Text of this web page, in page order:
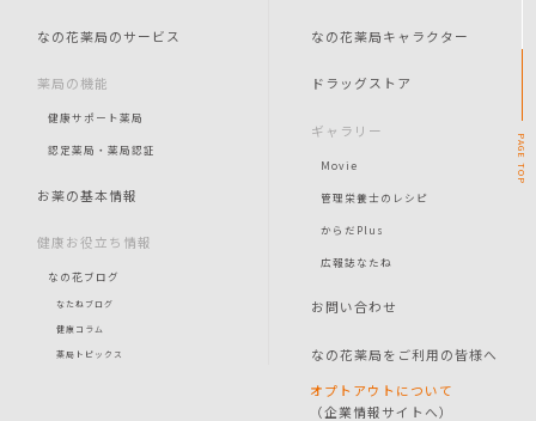
なの花薬局のサービス
薬局の機能
健康サポート薬局
認定薬局・薬局認証
お薬の基本情報
健康お役立ち情報
なの花ブログ
なたねブログ
健康コラム
薬局トピックス
なの花薬局キャラクター
ドラッグストア
ギャラリー
Movie
管理栄養士のレシピ
からだPlus
広報誌なたね
お問い合わせ
なの花薬局をご利用の皆様へ
オプトアウトについて
（企業情報サイトへ）
PAGE
TOP